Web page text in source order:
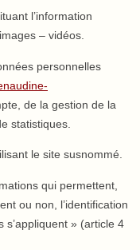
l’information
– vidéos.
personnelles
de la gestion de la
statistiques.
le site susnommé.
qui permettent,
ou non, l’identification
s’appliquent » (article 4